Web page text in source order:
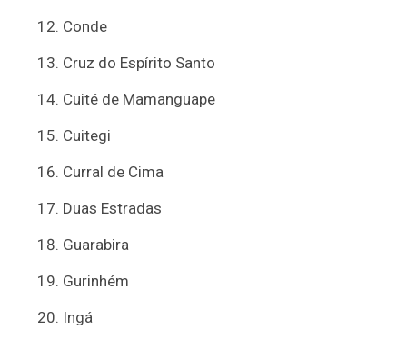
Conde
Cruz do Espírito Santo
Cuité de Mamanguape
Cuitegi
Curral de Cima
Duas Estradas
Guarabira
Gurinhém
Ingá